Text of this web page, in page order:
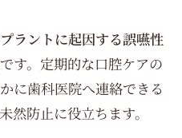
ラントに起因する誤嚥性
す。定期的な口腔ケアの
に歯科医院へ連絡できる
然防止に役立ちます。